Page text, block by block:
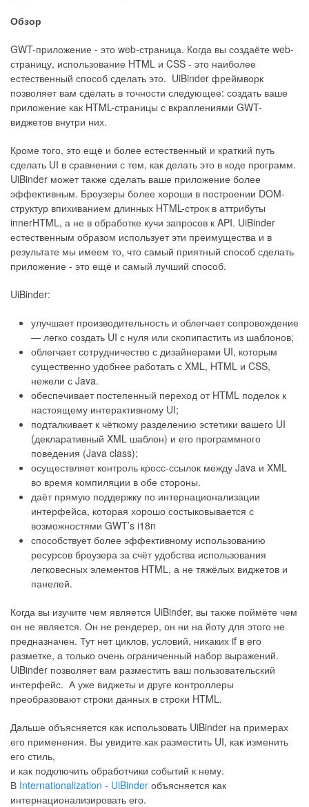
Обзор
GWT-приложение - это web-страница. Когда вы создаёте web-
страницу, использование HTML и CSS - это наиболее
естественный способ сделать это. UiBinder фреймворк
позволяет вам сделать в точности следующее: создать ваше
приложение как HTML-страницы с вкраплениями GWT-
виджетов внутри них.
Кроме того, это ещё и более естественный и краткий путь
сделать UI в сравнении с тем, как делать это в коде программ.
UiBinder может также сделать ваше приложение более
эффективным. Броузеры более хороши в построении DOM-
структур впихиванием длинных HTML-строк в аттрибуты
innerHTML, а не в обработке кучи запросов к API. UiBinder
естественным образом использует эти преимущества и в
результате мы имеем то, что самый приятный способ сделать
приложение - это ещё и самый лучший способ.
UiBinder:
улучшает производительность и облегчает сопровождение
— легко создать UI с нуля или скопипастить из шаблонов;
облегчает сотрудничество с дизайнерами UI, которым
существенно удобнее работать с XML, HTML и CSS,
нежели с Java.
обеспечивает постепенный переход от HTML поделок к
настоящему интерактивному UI;
подталкивает к чёткому разделению эстетики вашего UI
(декларативный XML шаблон) и его программного
поведения (Java class);
осуществляет контроль кросс-ссылок между Java и XML
во время компиляции в обе стороны.
даёт прямую поддержку по интернационализации
интерфейса, которая хорошо состыковывается с
возможностями GWT’s i18n
способствует более эффективному использованию
ресурсов броузера за счёт удобства использования
легковесных элементов HTML, а не тяжёлых виджетов и
панелей.
Когда вы изучите чем является UiBinder, вы также поймёте чем
он не является. Он не рендерер, он ни на йоту для этого не
предназначен. Тут нет циклов, условий, никаких if в его
разметке, а только очень ограниченный набор выражений.
UiBinder позволяет вам разместить ваш пользовательский
интерфейс. А уже виджеты и друге контроллеры
преобразовают строки данных в строки HTML.
Дальше объясняется как использовать UiBinder на примерах
его применения. Вы увидите как разместить UI, как изменить
его стиль,
и как подключить обработчики событий к нему.
В Internationalization - UiBinder объясняется как
интернационализировать его.